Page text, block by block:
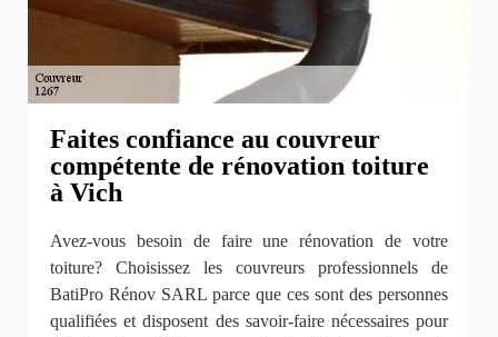
Faites confiance au couvreur
compétente de rénovation toiture
à Vich
Avez-vous besoin de faire une rénovation de votre
toiture? Choisissez les couvreurs professionnels de
BatiPro Rénov SARL parce que ces sont des personnes
qualifiées et disposent des savoir-faire nécessaires pour